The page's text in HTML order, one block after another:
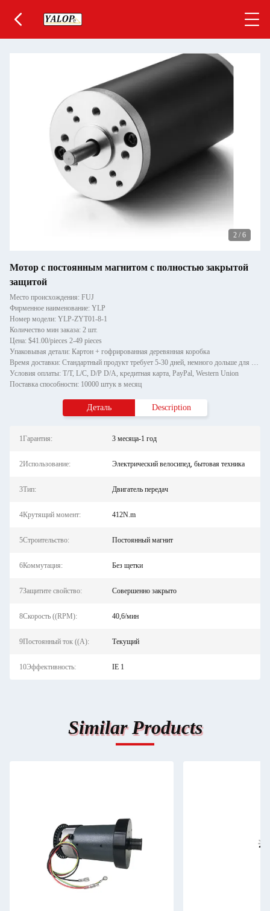
2 / 6
Мотор с постоянным магнитом с полностью закрытой
защитой
Место происхождения: FUJ
Фирменное наименование: YLP
Номер модели: YLP-ZYT01-8-1
Количество мин заказа: 2 шт.
Цена: $41.00/pieces 2-49 pieces
Упаковывая детали: Картон + гофрированная деревянная коробка
Время доставки: Стандартный продукт требует 5-30 дней, немного дольше для индивидуальных продуктов.
Условия оплаты: T/T, L/C, D/P D/A, кредитная карта, PayPal, Western Union
Поставка способности: 10000 штук в месяц
Деталь Description
1Гарантия: 3 месяца-1 год
2Использование: Электрический велосипед, бытовая техника
3Тип: Двигатель передач
4Крутящий момент: 412N.m
5Строительство: Постоянный магнит
6Коммутация: Без щетки
7Защитите свойство: Совершенно закрыто
8Скорость ((RPM): 40,6/мин
9Постоянный ток ((А): Текущий
10Эффективность: IE 1
Similar Products